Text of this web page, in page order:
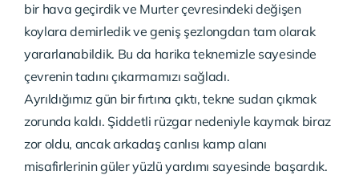
bir hava geçirdik ve Murter çevresindeki değişen
koylara demirledik ve geniş şezlongdan tam olarak
yararlanabildik. Bu da harika teknemizle sayesinde
çevrenin tadını çıkarmamızı sağladı.
Ayrıldığımız gün bir fırtına çıktı, tekne sudan çıkmak
zorunda kaldı. Şiddetli rüzgar nedeniyle kaymak biraz
zor oldu, ancak arkadaş canlısı kamp alanı
misafirlerinin güler yüzlü yardımı sayesinde başardık.